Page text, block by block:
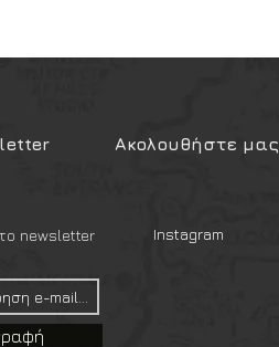
Ακολουθήστε μας
newsletter Instagram